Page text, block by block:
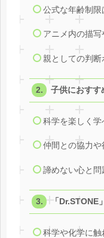
公式な年齢制
アニメ内の描
親としての判断
子供におすす
科学を楽しく学
仲間との協力や
諦めない心と
「
科学や化学に触